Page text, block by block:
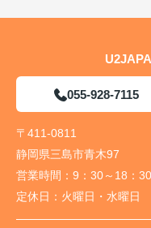
055-928-7115
〒411-0811
静岡県三島市青木97
営業時間： 9：30～18：30
定休日： 火曜日・水曜日